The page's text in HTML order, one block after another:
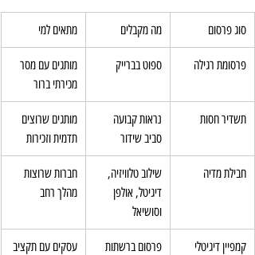
סוג פרסום מה מקבלים מתאים למי
פרסומת רגילה ספוט בברייק
מותגים עם מסר
מכירתי ברור
תשדיר חסות
נראות קבועה
סביב שידור
מותגים שרוצים
תדמית וזכירות
חבילת מדיה
שילוב טלוויזיה,
דיגיטל, אולפן
וסושיאל
חברות שרוצות
מהלך רחב
קמפיין דיגיטלי
פרסום ברשתות
עסקים עם תקציב